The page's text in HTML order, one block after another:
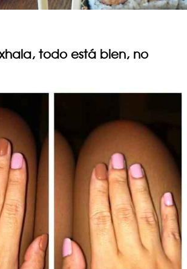
todo está bien, no